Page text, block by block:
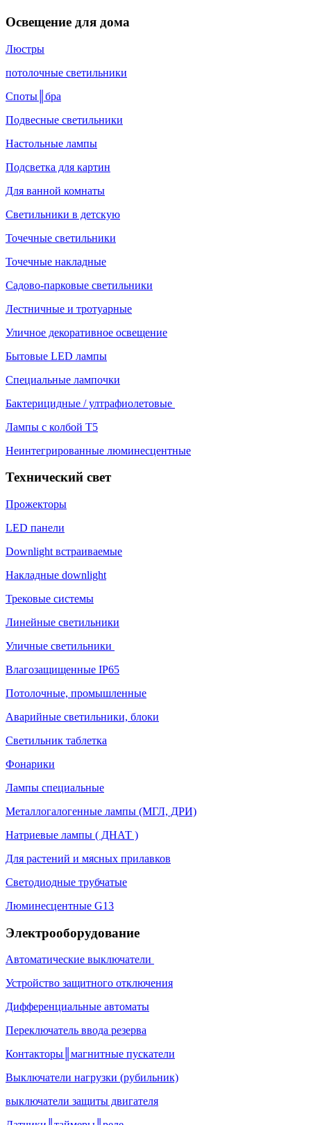
Освещение для дома
Люстры
потолочные светильники
Споты║бра
Подвесные светильники
Настольные лампы
Подсветка для картин
Для ванной комнаты
Светильники в детскую
Точечные светильники
Точечные накладные
Садово-парковые светильники
Лестничные и тротуарные
Уличное декоративное освещение
Бытовые LED лампы
Специальные лампочки
Бактерицидные / ултрафиолетовые
Лампы с колбой Т5
Неинтегрированные люминесцентные
Технический свет
Прожекторы
LED панели
Downlight встраиваемые
Накладные downlight
Трековые системы
Линейные светильники
Уличные светильники
Влагозащищенные IP65
Потолочные, промышленные
Аварийные светильники, блоки
Светильник таблетка
Фонарики
Лампы специальные
Металлогалогенные лампы (МГЛ, ДРИ)
Натриевые лампы ( ДНАТ )
Для растений и мясных прилавков
Светодиодные трубчатые
Люминесцентные G13
Электрооборудование
Автоматические выключатели
Устройство защитного отключения
Дифференциальные автоматы
Переключатель ввода резерва
Контакторы║магнитные пускатели
Выключатели нагрузки (рубильник)
выключатели защиты двигателя